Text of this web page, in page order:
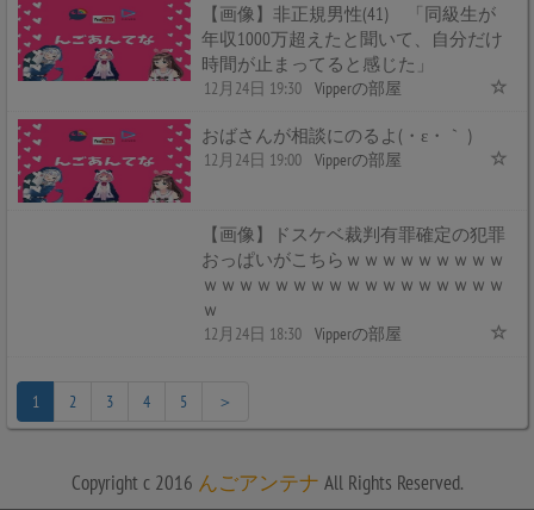
【画像】非正規男性(41) 「同級生が
年収1000万超えたと聞いて、自分だけ
時間が止まってると感じた」
12月24日 19:30 Vipperの部屋
おばさんが相談にのるよ(・ε・｀ )
12月24日 19:00 Vipperの部屋
【画像】ドスケベ裁判有罪確定の犯罪
おっぱいがこちらｗｗｗｗｗｗｗｗｗ
ｗｗｗｗｗｗｗｗｗｗｗｗｗｗｗｗｗ
ｗ
12月24日 18:30 Vipperの部屋
1 2 3 4 5 ＞
Copyright c 2016 んごアンテナ All Rights Reserved.